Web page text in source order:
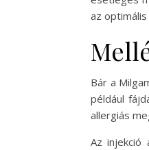
az
Bár a
például
allergiás
Az injekció